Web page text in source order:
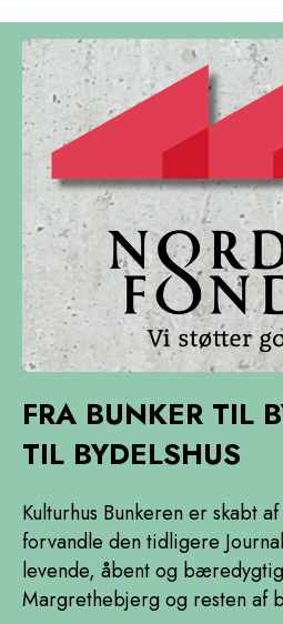
FRA BUNKER TIL
TIL BYDELSHUS
Kulturhus Bunkeren er skabt
forvandle den tidligere
levende, åbent og
Margrethebjerg og resten af